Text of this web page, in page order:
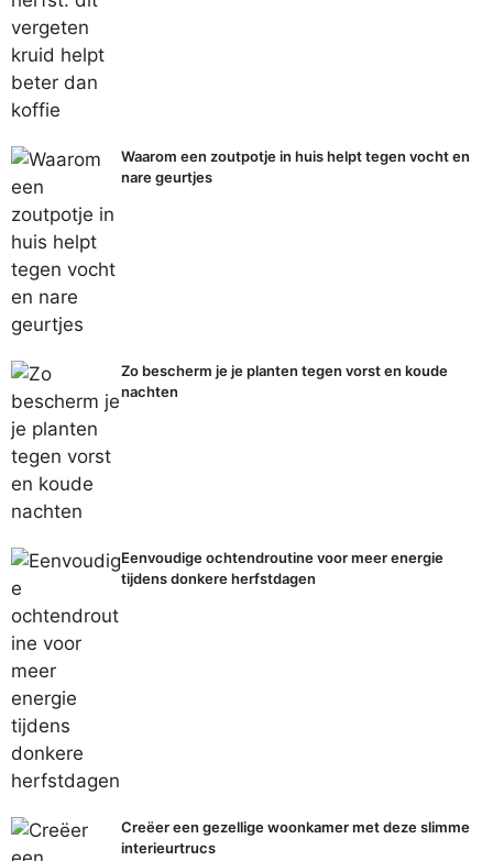
Waarom een zoutpotje in huis helpt tegen vocht en
nare geurtjes
Zo bescherm je je planten tegen vorst en koude
nachten
Eenvoudige ochtendroutine voor meer energie
tijdens donkere herfstdagen
Creëer een gezellige woonkamer met deze slimme
interieurtrucs